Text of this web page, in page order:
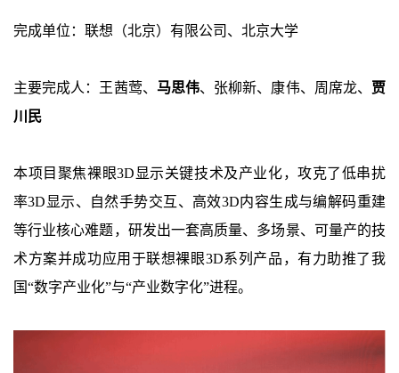
完成单位：联想（北京）有限公司、北京大学
主要完成人：王茜莺、 马思伟、张柳新、康伟、周席龙、 贾
川民
本项目聚焦裸眼3D显示关键技术及产业化，攻克了低串扰
率3D显示、自然手势交互、高效3D内容生成与编解码重建
等行业核心难题，研发出一套高质量、多场景、可量产的技
术方案并成功应用于联想裸眼3D系列产品，有力助推了我
国“数字产业化”与“产业数字化”进程。